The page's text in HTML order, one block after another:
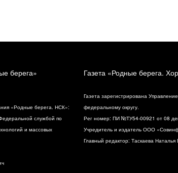
берега»
«Родные берега. НСК»:
службой по
и массовых
Газета «Родные берега.
Газета зарегистрирована
федеральному округу.
Рег номер: ПИ №ТУ54-00921 от 08
Учредитель и издатель ООО
Главный редактор: Таскаева